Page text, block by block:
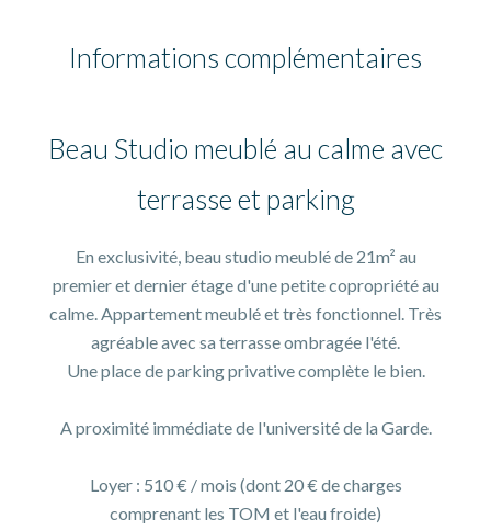
Informations complémentaires
Beau Studio meublé au calme avec
terrasse et parking
En exclusivité, beau studio meublé de 21m² au
premier et dernier étage d'une petite copropriété au
calme. Appartement meublé et très fonctionnel. Très
agréable avec sa terrasse ombragée l'été.
Une place de parking privative complète le bien.
A proximité immédiate de l'université de la Garde.
Loyer : 510 € / mois (dont 20 € de charges
comprenant les TOM et l'eau froide)